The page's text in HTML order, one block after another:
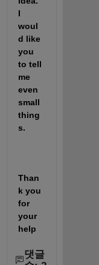
I
woul
d like
you
to tell
me
even
small
thing
s.
Than
k you
for
your
help
댓글